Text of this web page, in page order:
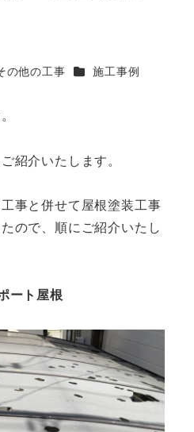
リー
の他の工事 カテゴリー
施工事例
紹介いたします。
事と併せて屋根塗装工事
ので、順にご紹介いたし
ート屋根